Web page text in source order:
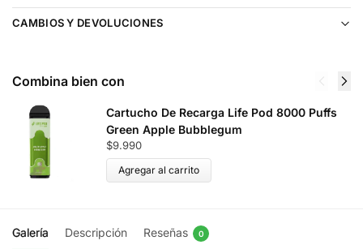
CAMBIOS Y DEVOLUCIONES
Combina bien con
Cartucho De Recarga Life Pod 8000 Puffs
Green Apple Bubblegum
$9.990
Agregar al carrito
Galería Descripción Reseñas 0